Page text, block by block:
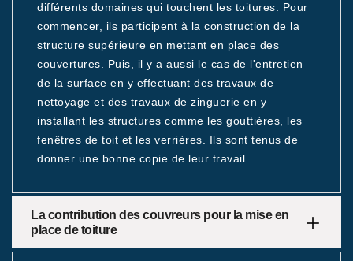
différents domaines qui touchent les toitures. Pour
commencer, ils participent à la construction de la
structure supérieure en mettant en place des
couvertures. Puis, il y a aussi le cas de l'entretien
de la surface en y effectuant des travaux de
nettoyage et des travaux de zinguerie en y
installant les structures comme les gouttières, les
fenêtres de toit et les verrières. Ils sont tenus de
donner une bonne copie de leur travail.
La contribution des couvreurs pour la mise en
place de toiture